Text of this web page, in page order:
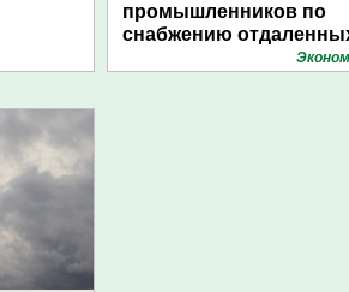
промышленников по
снабжению
поселений с помощью